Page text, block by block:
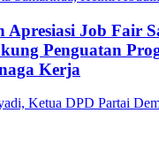
Apresiasi Job Fair
Penguatan
Kerja